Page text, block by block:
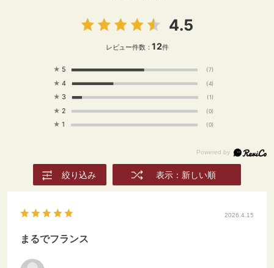
4.5
レビュー件数：12件
★ 5 (7)
★ 4 (4)
★ 3 (1)
★ 2 (0)
★ 1 (0)
絞り込み 表示：新しい順
2026.4.15
まるでフランス